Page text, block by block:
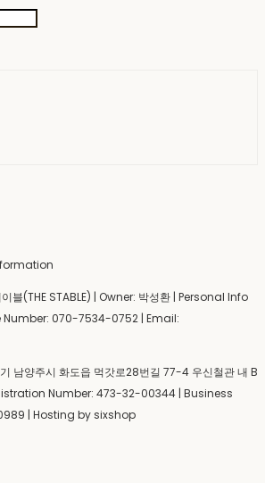
(THE STABLE) | Owner: 박성환 | Personal Info
Number: 070-7534-0752 | Email:
남양주시 화도읍 먹갓로28번길 77-4 우신철관 내 B
Number: 473-32-00344 | Business
| Hosting by sixshop